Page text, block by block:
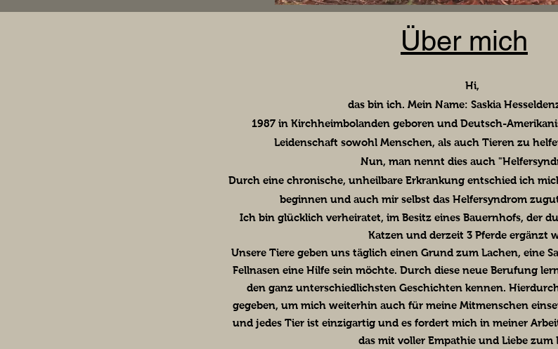
Über mich
Hi,
das bin ich. Mein Name: Saskia
1987 in Kirchheimbolanden geboren und Deutsch-
Leidenschaft sowohl Menschen, als auch Tieren zu
Nun, man nennt dies auch
Durch eine chronische, unheilbare Erkrankung entschied ich
beginnen und auch mir selbst das Helfersyndrom
Ich bin glücklich verheiratet, im Besitz eines Bauernhofs, der
Katzen und derzeit 3 Pferde ergänzt
Unsere Tiere geben uns täglich einen Grund zum Lachen, eine
Fellnasen eine Hilfe sein möchte. Durch diese neue Berufung
den ganz unterschiedlichsten Geschichten kennen.
gegeben, um mich weiterhin auch für meine Mitmenschen
und jedes Tier ist einzigartig und es fordert mich in meiner
das mit voller Empathie und Liebe zum